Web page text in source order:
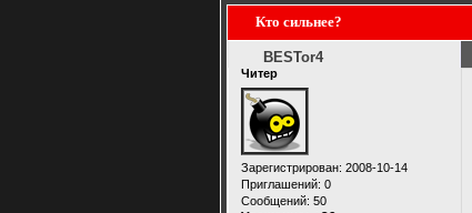
Кто сильнее?
BESTor4
Читер
Зарегистрирован: 2008-10-14
Приглашений: 0
Сообщений: 50